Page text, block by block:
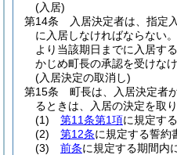
(入居)
第14条
入居決定者は、指定
に入居しなければならない。
より当該期日までに入居す
かじめ町長の承認を受けな
(入居決定の取消し)
第15条
町長は、入居決定者
るときは、入居の決定を取
(1)
第11条第1項に規定す
(2)
第12条に規定する誓約
(3)
前条に規定する期間内